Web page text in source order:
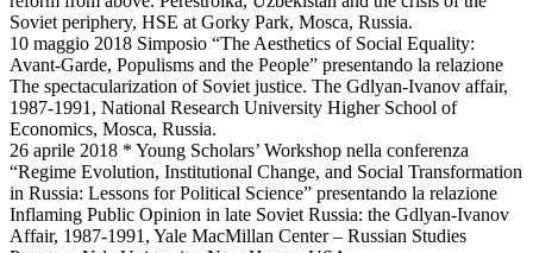
Soviet periphery, HSE at Gorky Park, Mosca, Russia.
10 maggio 2018 Simposio “The Aesthetics of Social Equality:
Avant-Garde, Populisms and the People” presentando la relazione
The spectacularization of Soviet justice. The Gdlyan-Ivanov affair,
1987-1991, National Research University Higher School of
Economics, Mosca, Russia.
26 aprile 2018 * Young Scholars’ Workshop nella conferenza
“Regime Evolution, Institutional Change, and Social Transformation
in Russia: Lessons for Political Science” presentando la relazione
Inflaming Public Opinion in late Soviet Russia: the Gdlyan-Ivanov
Affair, 1987-1991, Yale MacMillan Center – Russian Studies